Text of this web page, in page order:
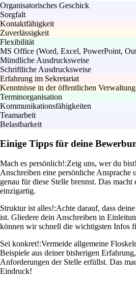
Organisatorisches Geschick
Sorgfalt
Kontaktfähigkeit
Zuverlässigkeit
Flexibilität
MS Office (Word, Excel, PowerPoint,
Mündliche Ausdrucksweise
Schriftliche Ausdrucksweise
Erfahrung im Sekretariat
Kenntnisse in der öffentlichen Verwaltung
Terminorganisation
Kommunikationsfähigkeiten
Teamarbeit
Belastbarkeit
Einige Tipps für deine
Mach es persönlich!:Zeig uns, wer du
Anschreiben eine persönliche Ansprache
genau für diese Stelle brennst. Das
einzigartig.
Struktur ist alles!:Achte darauf, dass
ist. Gliedere dein Anschreiben in
können wir schnell die wichtigsten Infos
Sei konkret!:Vermeide allgemeine
Beispiele aus deiner bisherigen
Anforderungen der Stelle erfüllst. Das
Eindruck!